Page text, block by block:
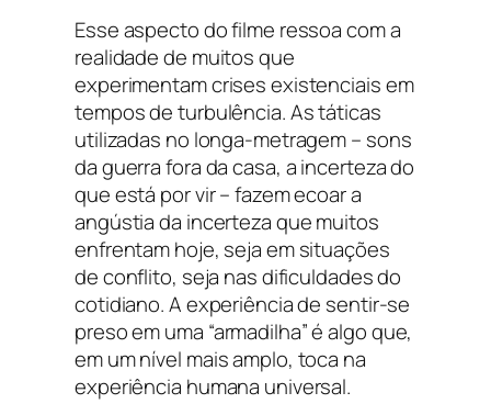
Esse aspecto do filme ressoa com a
realidade de muitos que
experimentam crises existenciais em
tempos de turbulência. As táticas
utilizadas no longa-metragem – sons
da guerra fora da casa, a incerteza do
que está por vir – fazem ecoar a
angústia da incerteza que muitos
enfrentam hoje, seja em situações
de conflito, seja nas dificuldades do
cotidiano. A experiência de sentir-se
preso em uma “armadilha” é algo que,
em um nível mais amplo, toca na
experiência humana universal.